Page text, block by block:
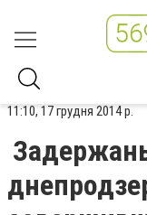
11:10, 17 грудня 2014 р.